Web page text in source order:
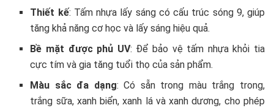
Thiết kế: Tấm nhựa lấy sáng có cấu trúc sóng 9, giúp
tăng khả năng cơ học và lấy sáng hiệu quả.
Bề mặt được phủ UV: Để bảo vệ tấm nhựa khỏi tia
cực tím và gia tăng tuổi thọ của sản phẩm.
Màu sắc đa dạng: Có sẵn trong màu trắng trong,
trắng sữa, xanh biển, xanh lá và xanh dương, cho phép